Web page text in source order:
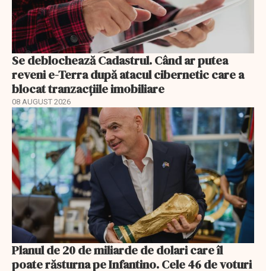
Se deblochează Cadastrul. Când ar putea
reveni e-Terra după atacul cibernetic care a
blocat tranzacțiile imobiliare
08 AUGUST 2026
Planul de 20 de miliarde de dolari care îl
poate răsturna pe Infantino. Cele 46 de voturi